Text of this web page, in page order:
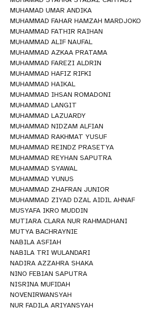
MUHAMAD UMAR ANDIKA
MUHAMMAD FAHAR HAMZAH MARDJOKO
MUHAMMAD FATHIR RAIHAN
MUHAMMAD ALIF NAUFAL
MUHAMMAD AZKAA PRATAMA
MUHAMMAD FAREZI ALDRIN
MUHAMMAD HAFIZ RIFKI
MUHAMMAD HAIKAL
MUHAMMAD IHSAN ROMADONI
MUHAMMAD LANGIT
MUHAMMAD LAZUARDY
MUHAMMAD NIDZAM ALFIAN
MUHAMMAD RAKHMAT YUSUF
MUHAMMAD REINDZ PRASETYA
MUHAMMAD REYHAN SAPUTRA
MUHAMMAD SYAWAL
MUHAMMAD YUNUS
MUHAMMAD ZHAFRAN JUNIOR
MUHAMMAD ZIYAD DZAL AIDIL AHNAF
MUSYAFA IKRO MUDDIN
MUTIARA CLARA NUR RAHMADHANI
MUTYA BACHRAYNIE
NABILA ASFIAH
NABILA TRI WULANDARI
NADIRA AZZAHRA SHAKA
NINO FEBIAN SAPUTRA
NISRINA MUFIDAH
NOVENIRWANSYAH
NUR FADILA ARIYANSYAH